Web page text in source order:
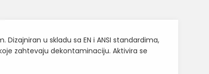
u skladu sa EN i ANSI standardima,
zahtevaju dekontaminaciju. Aktivira se